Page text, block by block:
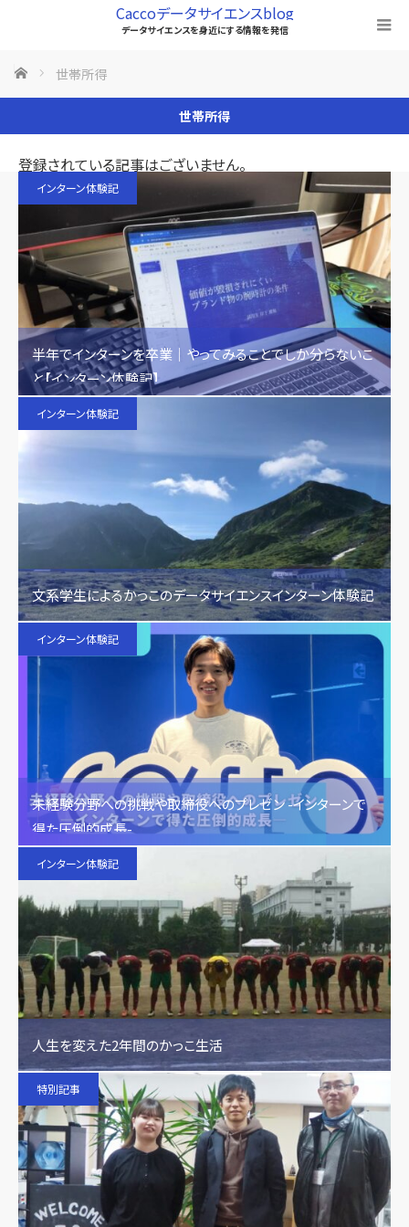
Caccoデータサイエンスblog
データサイエンスを身近にする情報を発信
ホーム 世帯所得
世帯所得
登録されている記事はございません。
インターン体験記
半年でインターンを卒業｜やってみることでしか分らないこ
と【インターン体験記】
インターン体験記
文系学生によるかっこのデータサイエンスインターン体験記
インターン体験記
未経験分野への挑戦や取締役へのプレゼン -インターンで
得た圧倒的成長-
インターン体験記
人生を変えた2年間のかっこ生活
特別記事